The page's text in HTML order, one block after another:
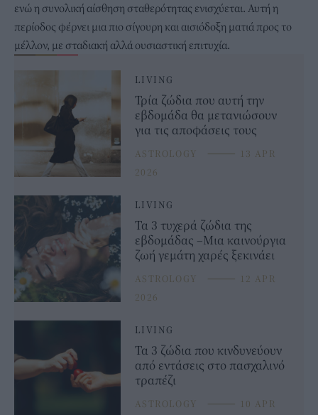
ενώ η συνολική αίσθηση σταθερότητας ενισχύεται. Αυτή η
περίοδος φέρνει μια πιο σίγουρη και αισιόδοξη ματιά προς το
μέλλον, με σταδιακή αλλά ουσιαστική επιτυχία.
LIVING
Τρία ζώδια που αυτή την
εβδομάδα θα μετανιώσουν
για τις αποφάσεις τους
ASTROLOGY ⸻ 13 APR
2026
LIVING
Τα 3 τυχερά ζώδια της
εβδομάδας –Μια καινούργια
ζωή γεμάτη χαρές ξεκινάει
ASTROLOGY ⸻ 12 APR
2026
LIVING
Τα 3 ζώδια που κινδυνεύουν
από εντάσεις στο πασχαλινό
τραπέζι
ASTROLOGY ⸻ 10 APR